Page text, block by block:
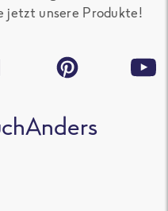
jetzt unsere Produkte!